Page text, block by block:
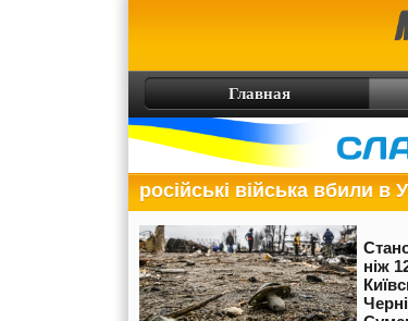
Главная
російські війська вбили в
ніж